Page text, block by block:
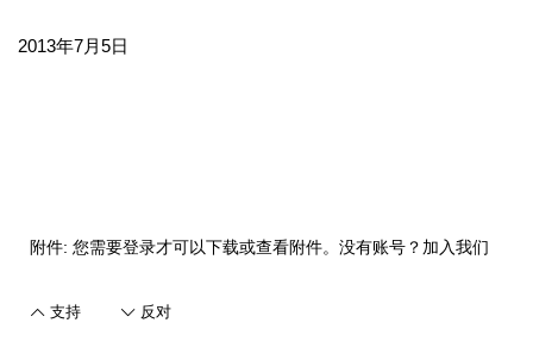
2013年7月5日
附件: 您需要登录才可以下载或查看附件。没有账号？ 加入我们
支持 反对